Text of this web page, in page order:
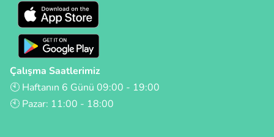
Çalışma Saatlerimiz
🕙 Haftanın 6 Günü 09:00 - 19:00
🕙 Pazar: 11:00 - 18:00